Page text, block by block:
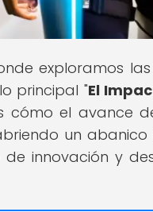
exploramos
principal "El
cómo el avance
un abanico
innovación y